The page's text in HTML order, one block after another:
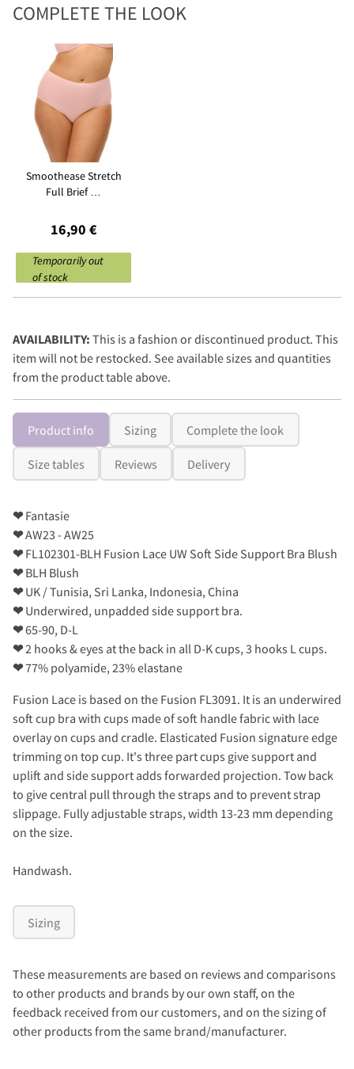
COMPLETE THE LOOK
Smoothease Stretch
Full Brief …
16,90 €
Temporarily out
of stock
AVAILABILITY: This is a fashion or discontinued product. This
item will not be restocked. See available sizes and quantities
from the product table above.
Product info Sizing Complete the look
Size tables Reviews Delivery
❤Fantasie
❤AW23 - AW25
❤FL102301-BLH Fusion Lace UW Soft Side Support Bra Blush
❤BLH Blush
❤UK / Tunisia, Sri Lanka, Indonesia, China
❤Underwired, unpadded side support bra.
❤65-90, D-L
❤2 hooks & eyes at the back in all D-K cups, 3 hooks L cups.
❤77% polyamide, 23% elastane
Fusion Lace is based on the Fusion FL3091. It is an underwired
soft cup bra with cups made of soft handle fabric with lace
overlay on cups and cradle. Elasticated Fusion signature edge
trimming on top cup. It's three part cups give support and
uplift and side support adds forwarded projection. Tow back
to give central pull through the straps and to prevent strap
slippage. Fully adjustable straps, width 13-23 mm depending
on the size.
Handwash.
Sizing
These measurements are based on reviews and comparisons
to other products and brands by our own staff, on the
feedback received from our customers, and on the sizing of
other products from the same brand/manufacturer.